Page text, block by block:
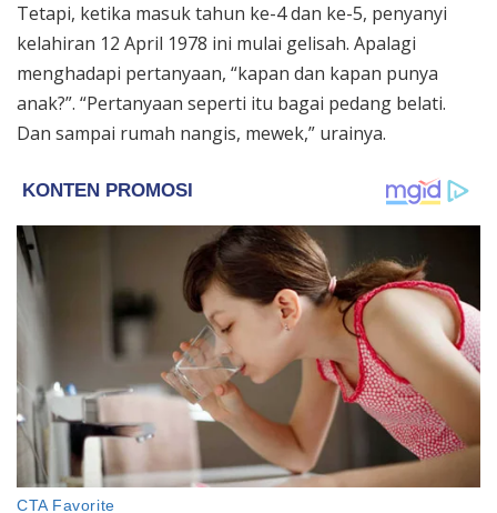
Tetapi, ketika masuk tahun ke-4 dan ke-5, penyanyi
kelahiran 12 April 1978 ini mulai gelisah. Apalagi
menghadapi pertanyaan, “kapan dan kapan punya
anak?”. “Pertanyaan seperti itu bagai pedang belati.
Dan sampai rumah nangis, mewek,” urainya.